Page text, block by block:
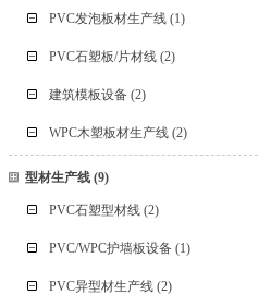
PVC发泡板材生产线 (1)
PVC石塑板/片材线 (2)
建筑模板设备 (2)
WPC木塑板材生产线 (2)
型材生产线(9)
PVC石塑型材线 (2)
PVC/WPC护墙板设备 (1)
PVC异型材生产线 (2)